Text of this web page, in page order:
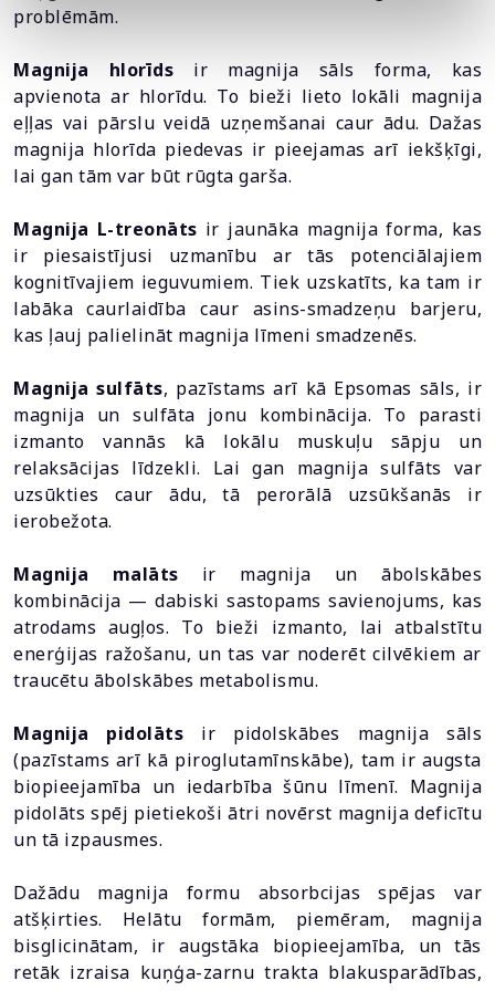
problēmām.
Magnija hlorīds ir magnija sāls forma, kas
apvienota ar hlorīdu. To bieži lieto lokāli magnija
eļļas vai pārslu veidā uzņemšanai caur ādu. Dažas
magnija hlorīda piedevas ir pieejamas arī iekšķīgi,
lai gan tām var būt rūgta garša.
Magnija L-treonāts ir jaunāka magnija forma, kas
ir piesaistījusi uzmanību ar tās potenciālajiem
kognitīvajiem ieguvumiem. Tiek uzskatīts, ka tam ir
labāka caurlaidība caur asins-smadzeņu barjeru,
kas ļauj palielināt magnija līmeni smadzenēs.
Magnija sulfāts, pazīstams arī kā Epsomas sāls, ir
magnija un sulfāta jonu kombinācija. To parasti
izmanto vannās kā lokālu muskuļu sāpju un
relaksācijas līdzekli. Lai gan magnija sulfāts var
uzsūkties caur ādu, tā perorālā uzsūkšanās ir
ierobežota.
Magnija malāts ir magnija un ābolskābes
kombinācija — dabiski sastopams savienojums, kas
atrodams augļos. To bieži izmanto, lai atbalstītu
enerģijas ražošanu, un tas var noderēt cilvēkiem ar
traucētu ābolskābes metabolismu.
Magnija pidolāts ir pidolskābes magnija sāls
(pazīstams arī kā piroglutamīnskābe), tam ir augsta
biopieejamība un iedarbība šūnu līmenī. Magnija
pidolāts spēj pietiekoši ātri novērst magnija deficītu
un tā izpausmes.
Dažādu magnija formu absorbcijas spējas var
atšķirties. Helātu formām, piemēram, magnija
bisglicinātam, ir augstāka biopieejamība, un tās
retāk izraisa kuņģa-zarnu trakta blakusparādības,